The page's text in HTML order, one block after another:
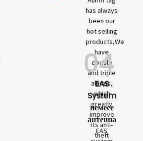
has always
been our
hot selling
products,We
have
double
and triple
alarms,
which
greatly
improve
its anti-
theft
04
EAS
System
немесе
антенна
EAS